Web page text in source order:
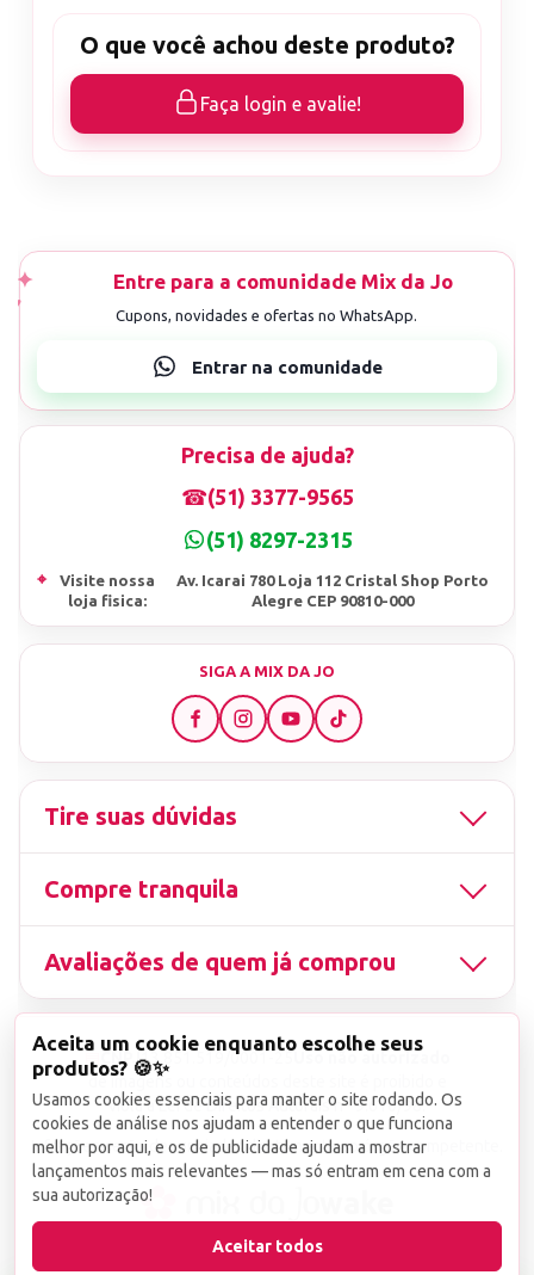
O que você achou deste produto?
Faça login e avalie!
Precisa de ajuda?
☎(51) 3377-9565
(51) 8297-2315
⌖
Visite nossa
loja fisica:
Av. Icarai 780 Loja 112 Cristal Shop Porto
Alegre CEP 90810-000
SIGA A MIX DA JO
Tire suas dúvidas
Compre tranquila
Avaliações de quem já comprou
▤ CNPJ13.851.519/0001-25
de imagens ou conteúdos deste site é proibido e
viola a Lei de Direitos Autorais nº 9.610/98.
Infrações serão denunciadas diretamente ao órgão competente.
Aceita um cookie enquanto escolhe seus
produtos? 🍪✨
Usamos cookies essenciais para manter o site rodando. Os
cookies de análise nos ajudam a entender o que funciona
melhor por aqui, e os de publicidade ajudam a mostrar
lançamentos mais relevantes — mas só entram em cena com a
sua autorização!
Aceitar todos